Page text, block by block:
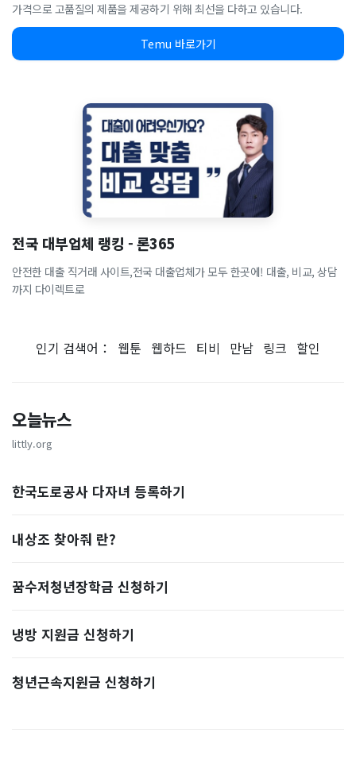
가격으로 고품질의 제품을 제공하기 위해 최선을 다하고 있습니다.
Temu 바로가기
전국 대부업체 랭킹 - 론365
안전한 대출 직거래 사이트,전국 대출업체가 모두 한곳에! 대출, 비교, 상담
까지 다이렉트로
인기 검색어： 웹툰 웹하드 티비 만남 링크 할인
오늘뉴스
littly.org
한국도로공사 다자녀 등록하기
내상조 찾아줘 란?
꿈수저청년장학금 신청하기
냉방 지원금 신청하기
청년근속지원금 신청하기